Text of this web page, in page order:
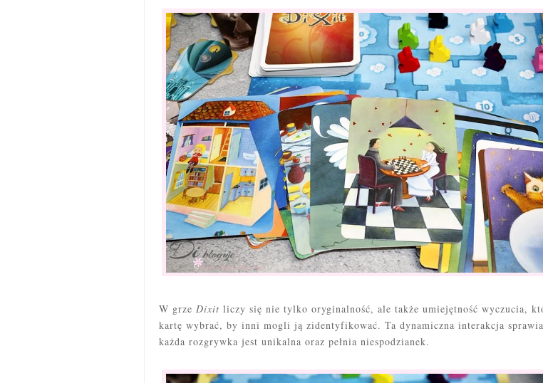
W grze Dixit liczy się nie tylko oryginalność, ale także umiejętność wyczucia,
kartę wybrać, by inni mogli ją zidentyfikować. Ta dynamiczna interakcja
każda rozgrywka jest unikalna oraz pełnia niespodzianek.